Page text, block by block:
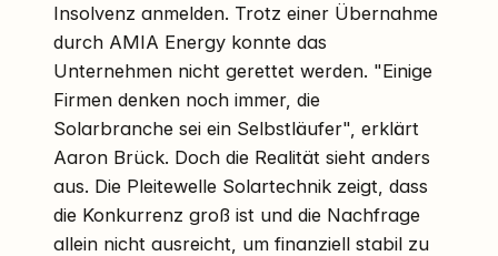
Insolvenz anmelden. Trotz einer Übernahme
durch AMIA Energy konnte das
Unternehmen nicht gerettet werden. "Einige
Firmen denken noch immer, die
Solarbranche sei ein Selbstläufer", erklärt
Aaron Brück. Doch die Realität sieht anders
aus. Die Pleitewelle Solartechnik zeigt, dass
die Konkurrenz groß ist und die Nachfrage
allein nicht ausreicht, um finanziell stabil zu